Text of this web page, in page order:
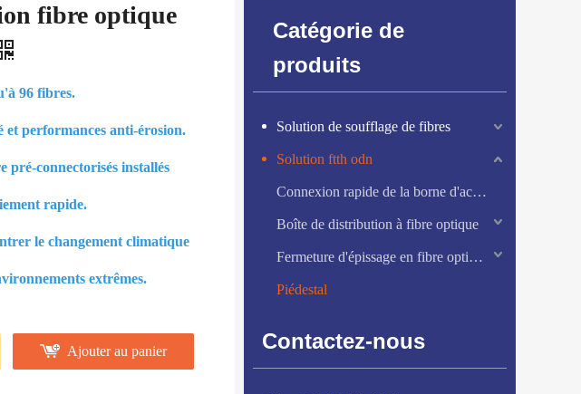
fibre optique
96 fibres.
et performances anti-érosion.
pré-connectorisés installés
rapide.
le changement climatique
extrêmes.
Ajouter au panier
Catégorie de
produits
Solution de soufflage de fibres
Solution ftth odn
Connexion rapide de la borne d'accès aux fibres
Boîte de distribution à fibre optique
Fermeture d'épissage en fibre optique
Piédestal
Contactez-nous